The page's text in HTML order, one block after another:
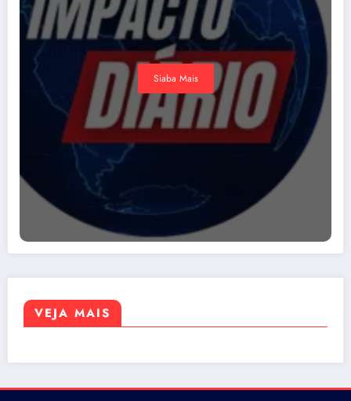
Siaba Mais
VEJA MAIS